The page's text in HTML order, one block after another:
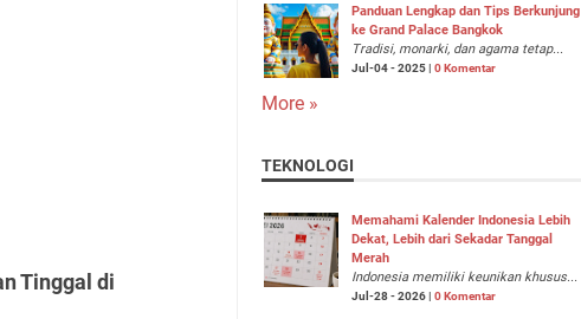
Tinggal di
Panduan Lengkap dan Tips Berkunjung
ke Grand Palace Bangkok
Tradisi, monarki, dan agama tetap...
Jul-04 - 2025 | 0 Komentar
More »
TEKNOLOGI
Memahami Kalender Indonesia Lebih
Dekat, Lebih dari Sekadar Tanggal
Merah
Indonesia memiliki keunikan khusus...
Jul-28 - 2026 | 0 Komentar